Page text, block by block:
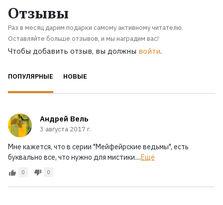
Отзывы
Раз в месяц дарим подарки самому активному читателю.
Оставляйте больше отзывов, и мы наградим вас!
Чтобы добавить отзыв, вы должны войти.
ПОПУЛЯРНЫЕ НОВЫЕ
Андрей Вель
3 августа 2017 г.
Мне кажется, что в серии "Мейфейрские ведьмы", есть
буквально все, что нужно для мистики....Ещё
0 0